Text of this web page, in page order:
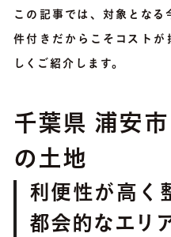
この記事では、対象とな
件付きだからこそコスト
しくご紹介します。
千葉県 浦安
の土地
利便性が高く
都会的なエリ